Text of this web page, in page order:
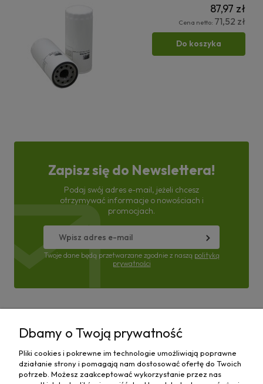
87,97 zł
Cena netto: 71,52 zł
Do koszyka
Zapisz się do Newslettera!
Podaj swój adres e-mail, jeżeli chcesz
otrzymywać informacje o nowościach i
promocjach.
Twoje dane będą przetwarzane zgodnie z naszą polityką
prywatności
Moje konto
Płatności i dostawa
Dbamy o Twoją prywatność
Pliki cookies i pokrewne im technologie umożliwiają poprawne
działanie strony i pomagają nam dostosować ofertę do Twoich
potrzeb. Możesz zaakceptować wykorzystanie przez nas